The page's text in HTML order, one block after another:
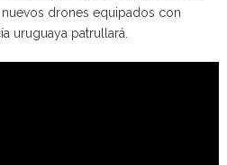
drones equipados con
uruguaya patrullará.